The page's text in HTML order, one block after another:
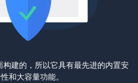
建的，所以它具有最先进的内置安
和大容量功能。